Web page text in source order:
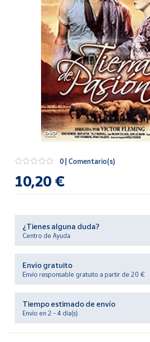
Para Canarias,
Ceuta y Melilla
Nuestros
vendedores
novedades
de Correos
Market
Ayuda
Centro
de ayuda
Contacto
0 | Comentario(s)
10,20 €
¿Tienes alguna duda?
Centro de Ayuda
Envío gratuito
Envío responsable gratuito a partir de 20 €
Tiempo estimado de envío
Envío en 2 - 4 día(s)